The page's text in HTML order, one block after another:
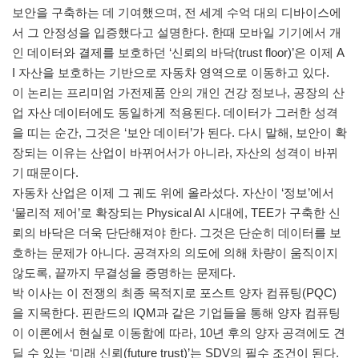
보안을 구축하는 데 기여했으며, 전 세계 수억 대의 디바이스에
서 그 안정성을 입증했다고 설명한다. 한때 모바일 기기에서 개
인 데이터와 결제를 보호하던 ‘신뢰의 바닥(trust floor)’은 이제 A
I 자산을 보호하는 기반으로 자동차 영역으로 이동하고 있다.
이 논리는 프리미엄 가전제품 안의 개인 건강 정보나, 공장의 산
업 자산 데이터에도 동일하게 적용된다. 데이터가 그러한 성격
을 띠는 순간, 그것은 ‘보안 데이터’가 된다. 다시 말해, 보안이 확
장되는 이유는 산업이 바뀌어서가 아니라, 자산의 성격이 바뀌
기 때문이다.
자동차 산업은 이제 그 궤도 위에 올라섰다. 자산이 ‘정보’에서
‘물리적 제어’로 확장되는 Physical AI 시대에, TEE가 구축한 신
뢰의 바닥은 더욱 단단해져야 한다. 그것은 단순히 데이터를 보
호하는 문제가 아니다. 공격자의 의도에 의해 차량이 움직이지
않도록, 끝까지 무결성을 증명하는 문제다.
박 이사는 이 전쟁의 최종 목적지로 포스트 양자 컴퓨팅(PQC)
을 지목한다. 핀란드의 IQM과 같은 기업들을 통해 양자 컴퓨팅
이 이론에서 현실로 이동함에 따라, 10년 후의 양자 공격에도 견
딜 수 있는 ‘미래 신뢰(future trust)’는 SDV의 필수 조건이 된다.